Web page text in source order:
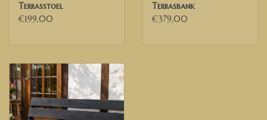
Terrasstoel
€199,00
Terrasbank
€379,00